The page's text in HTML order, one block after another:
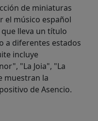
de miniaturas
el músico español
que lleva un título
a diferentes estados
incluye
"La Joia", "La
muestran la
de Asencio.